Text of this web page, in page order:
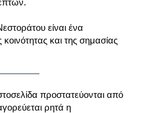
είναι ένα
και της σημασίας
προστατεύονται από
ρητά η